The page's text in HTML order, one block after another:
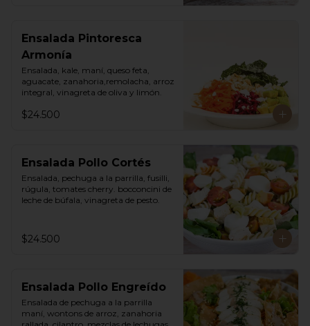
Ensalada Pintoresca
Armonía
Ensalada, kale, maní, queso feta,
aguacate, zanahoria,remolacha, arroz
integral, vinagreta de oliva y limón.
$24.500
Ensalada Pollo Cortés
Ensalada, pechuga a la parrilla, fusilli,
rúgula, tomates cherry. bocconcini de
leche de búfala, vinagreta de pesto.
$24.500
Ensalada Pollo Engreído
Ensalada de pechuga a la parrilla
maní, wontons de arroz, zanahoria